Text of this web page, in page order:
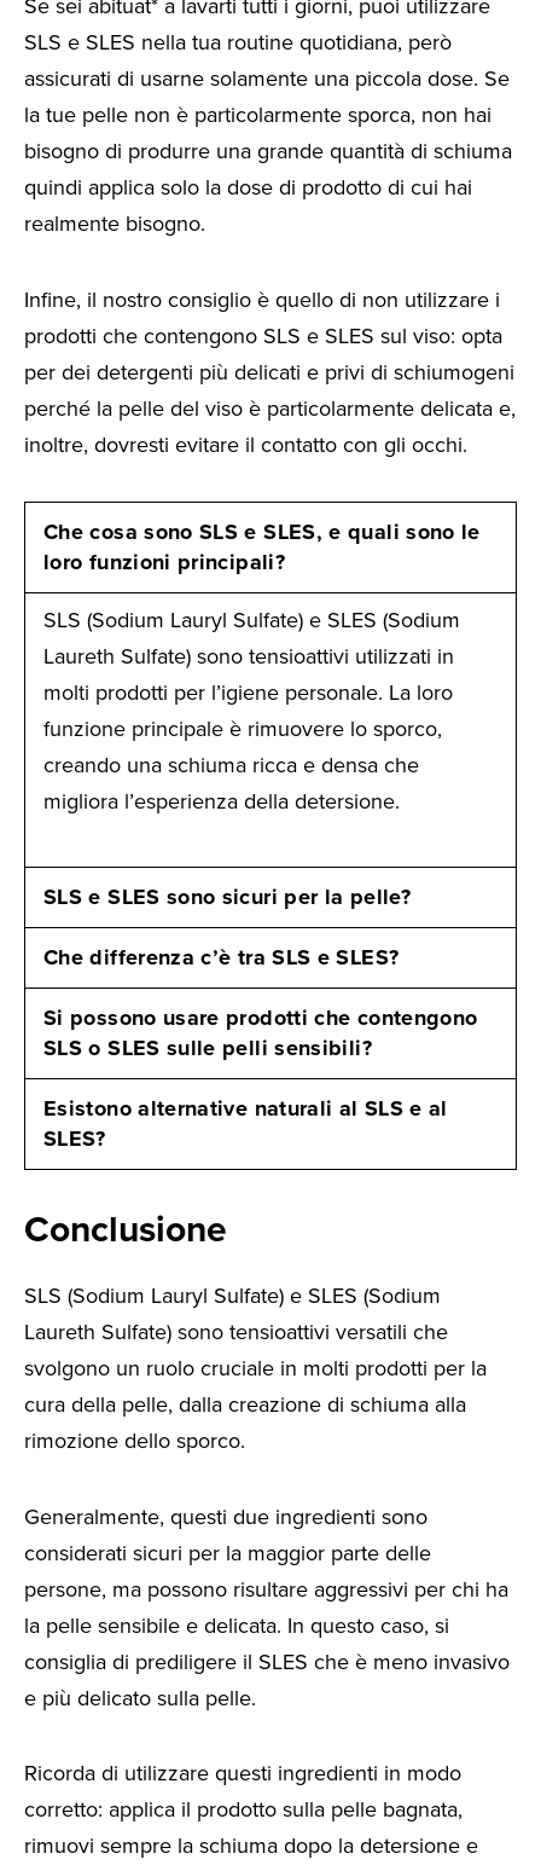
SLS e SLES nella tua routine quotidiana, però
assicurati di usarne solamente una piccola dose. Se
la tue pelle non è particolarmente sporca, non hai
bisogno di produrre una grande quantità di schiuma
quindi applica solo la dose di prodotto di cui hai
realmente bisogno.
Infine, il nostro consiglio è quello di non utilizzare i
prodotti che contengono SLS e SLES sul viso: opta
per dei detergenti più delicati e privi di schiumogeni
perché la pelle del viso è particolarmente delicata e,
inoltre, dovresti evitare il contatto con gli occhi.
Che cosa sono SLS e SLES, e quali sono le
loro funzioni principali?
SLS (Sodium Lauryl Sulfate) e SLES (Sodium
Laureth Sulfate) sono tensioattivi utilizzati in
molti prodotti per l’igiene personale. La loro
funzione principale è rimuovere lo sporco,
creando una schiuma ricca e densa che
migliora l’esperienza della detersione.
SLS e SLES sono sicuri per la pelle?
Che differenza c’è tra SLS e SLES?
Si possono usare prodotti che contengono
SLS o SLES sulle pelli sensibili?
Esistono alternative naturali al SLS e al
SLES?
Conclusione
SLS (Sodium Lauryl Sulfate) e SLES (Sodium
Laureth Sulfate) sono tensioattivi versatili che
svolgono un ruolo cruciale in molti prodotti per la
cura della pelle, dalla creazione di schiuma alla
rimozione dello sporco.
Generalmente, questi due ingredienti sono
considerati sicuri per la maggior parte delle
persone, ma possono risultare aggressivi per chi ha
la pelle sensibile e delicata. In questo caso, si
consiglia di prediligere il SLES che è meno invasivo
e più delicato sulla pelle.
Ricorda di utilizzare questi ingredienti in modo
corretto: applica il prodotto sulla pelle bagnata,
rimuovi sempre la schiuma dopo la detersione e